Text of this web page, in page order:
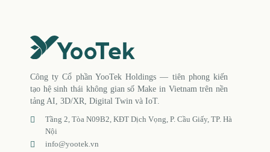
Công ty Cổ phần YooTek Holdings — tiên phong kiến
tạo hệ sinh thái không gian số Make in Vietnam trên nền
tảng AI, 3D/XR, Digital Twin và IoT.
Tầng 2, Tòa N09B2, KĐT Dịch Vọng, P. Cầu Giấy, TP. Hà
Nội
info@yootek.vn